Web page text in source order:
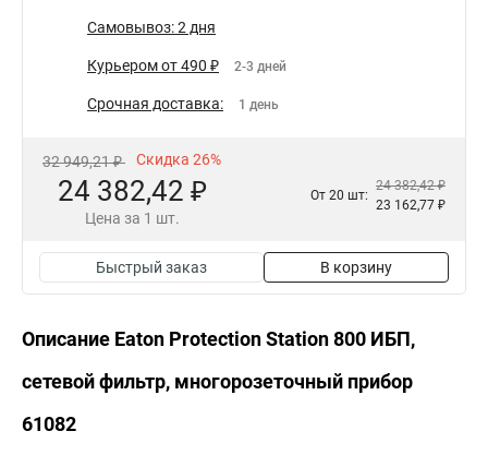
Самовывоз: 2 дня
Курьером от 490 ₽ 2-3 дней
Срочная доставка: 1 день
32 949,21 ₽ Скидка 26%
24 382,42 ₽
Цена за 1 шт.
От 20 шт:
24 382,42 ₽
23 162,77 ₽
Быстрый заказ В корзину
Описание Eaton Protection Station 800 ИБП,
сетевой фильтр, многорозеточный прибор
61082